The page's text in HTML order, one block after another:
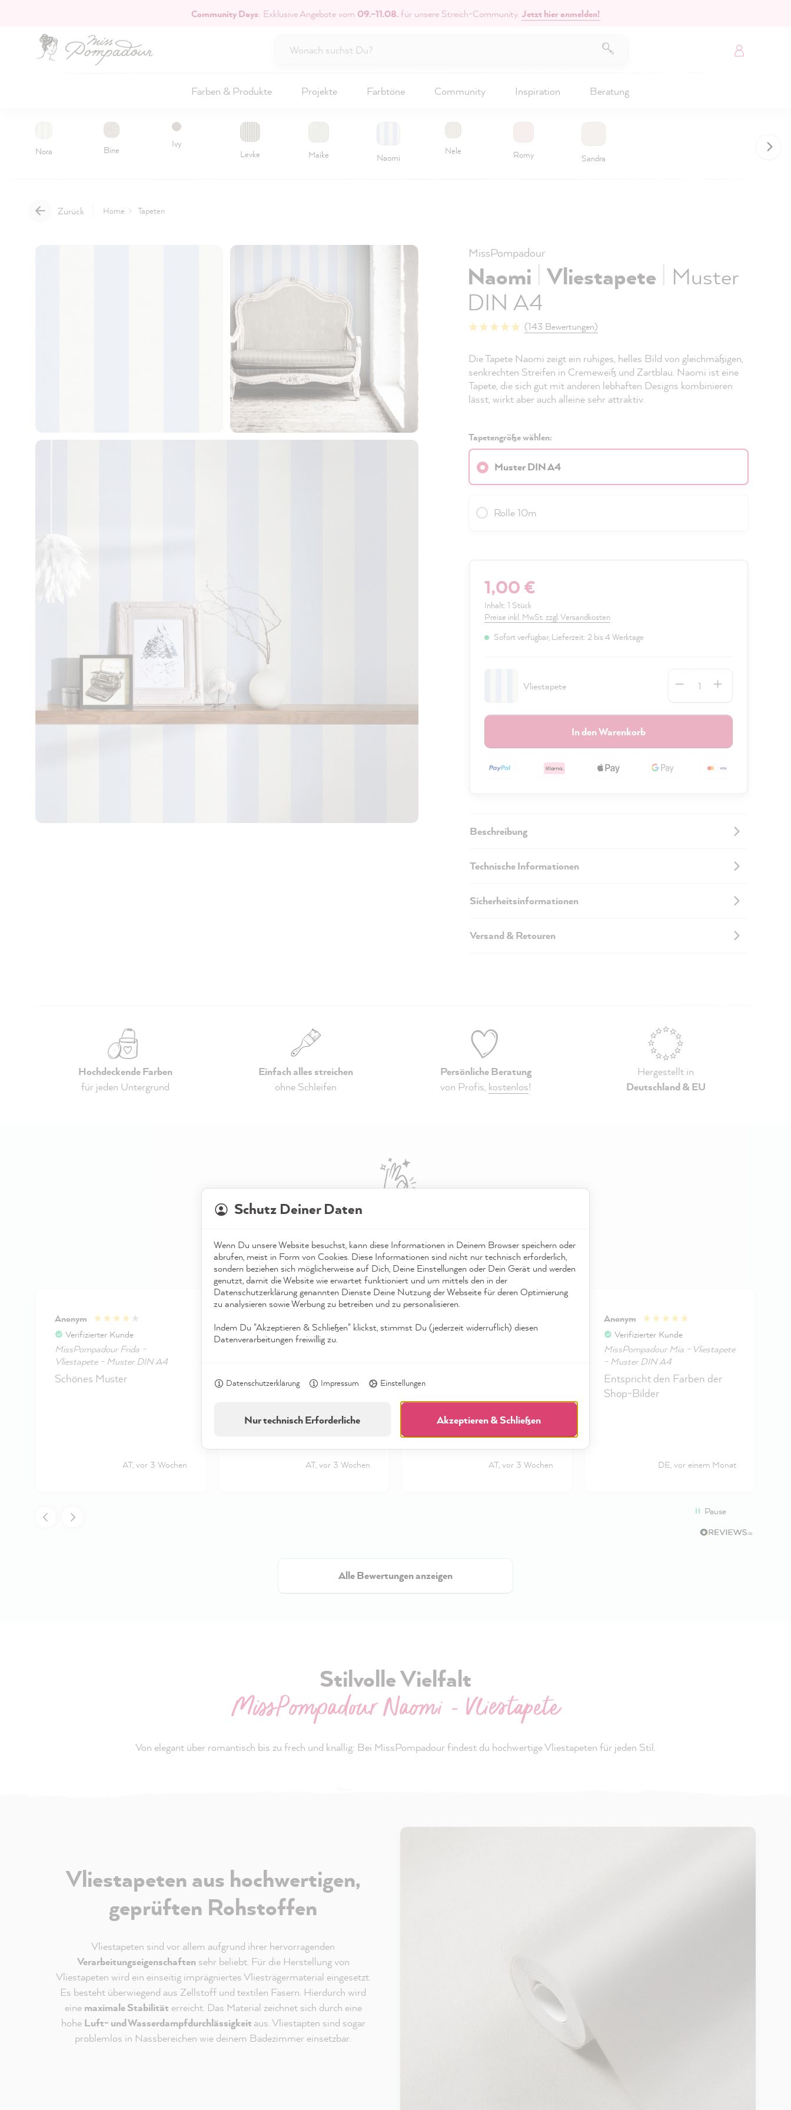
Community Days: Exklusive Angebote vom 09.–11.08.für unsere Streich-Community.Jetzt hier anmelden!
Farben & Produkte Projekte Farbtöne Community Inspiration Beratung
Nora Bine
Ivy
Levke
Maike Naomi
Nele Romy Sandra
Zurück Home Tapeten
MissPompadour
Naomi | Vliestapete | Muster
DIN A4
(143 Bewertungen)
Die Tapete Naomi zeigt ein ruhiges, helles Bild von gleichmäßigen,
senkrechten Streifen in Cremeweiß und Zartblau. Naomi ist eine
Tapete, die sich gut mit anderen lebhaften Designs kombinieren
lässt, wirkt aber auch alleine sehr attraktiv.
Tapetengröße wählen:
Muster DIN A4
Rolle 10m
1,00 €
Inhalt: 1 Stück
Preise inkl. MwSt. zzgl. Versandkosten
Sofort verfügbar, Lieferzeit: 2 bis 4 Werktage
Vliestapete
In den Warenkorb
Beschreibung
Technische Informationen
Sicherheitsinformationen
Versand & Retouren
Hochdeckende Farben
für jeden Untergrund
Einfach alles streichen
ohne Schleifen
Persönliche Beratung
von Profis, kostenlos!
Hergestellt in
Deutschland & EU
4,91basierend auf143Bewertungen
Anonym
Verifizierter Kunde
MissPompadour Frida -
Vliestapete - Muster DIN A4
Schönes Muster
AT, vor 3 Wochen
Verifizierter Kunde
MissPompadour Elisa -
Wunderschöne hochwertige
AT, vor 3 Wochen
Verifizierter Kunde
AT, vor 3 Wochen
Anonym
Verifizierter Kunde
MissPompadour Mia - Vliestapete
- Muster DIN A4
Entspricht den Farben der
Shop-Bilder
DE, vor einem Monat
Pause
Alle Bewertungen anzeigen
Stilvolle Vielfalt
MissPompadour Naomi - Vliestapete
Von elegant über romantisch bis zu frech und knallig: Bei MissPompadour findest du hochwertige Vliestapeten für jeden Stil.
Vliestapeten aus hochwertigen,
geprüften Rohstoffen
Vliestapeten sind vor allem aufgrund ihrer hervorragenden
Verarbeitungseigenschaftensehr beliebt. Für die Herstellung von
Vliestapeten wird ein einseitig imprägniertes Vliesträgermaterial eingesetzt.
Es besteht überwiegend aus Zellstoff und textilen Fasern. Hierdurch wird
eine maximale Stabilität erreicht. Das Material zeichnet sich durch eine
hohe Luft- und Wasserdampfdurchlässigkeit aus. Vliestapten sind sogar
problemlos in Nassbereichen wie deinem Badezimmer einsetzbar.
Schutz Deiner Daten
Wenn Du unsere Website besuchst, kann diese Informationen in Deinem Browser speichern oder
abrufen, meist in Form von Cookies. Diese Informationen sind nicht nur technisch erforderlich,
sondern beziehen sich möglicherweise auf Dich, Deine Einstellungen oder Dein Gerät und werden
genutzt, damit die Website wie erwartet funktioniert und um mittels den in der
Datenschutzerklärung genannten Dienste Deine Nutzung der Webseite für deren Optimierung
zu analysieren sowie Werbung zu betreiben und zu personalisieren.
Indem Du "Akzeptieren & Schließen" klickst, stimmst Du (jederzeit widerruflich) diesen
Datenverarbeitungen freiwillig zu.
Datenschutzerklärung Impressum Einstellungen
Akzeptieren & Schließen
Nur technisch Erforderliche